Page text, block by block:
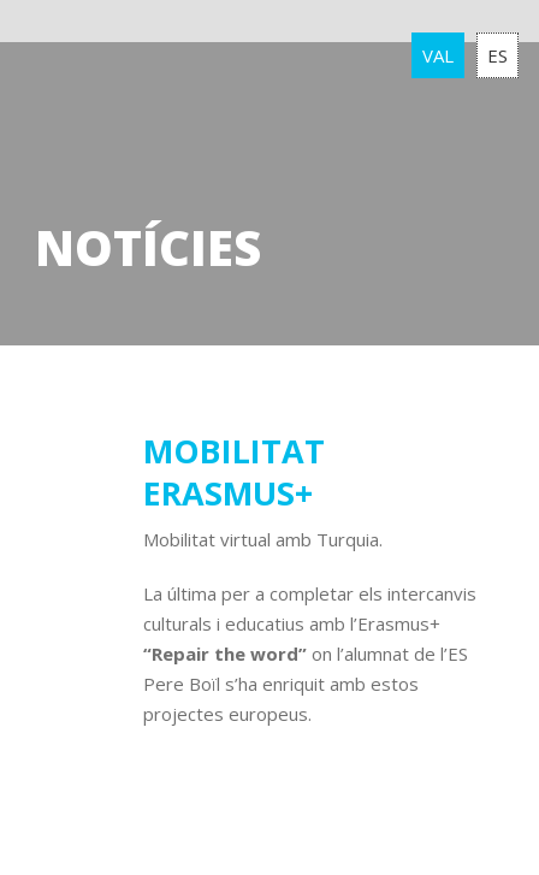
VAL ES
NOTÍCIES
MOBILITAT
ERASMUS+
Mobilitat virtual amb Turquia.
La última per a completar els intercanvis
culturals i educatius amb l’Erasmus+
“Repair the word” on l’alumnat de l’ES
Pere Boïl s’ha enriquit amb estos
projectes europeus.